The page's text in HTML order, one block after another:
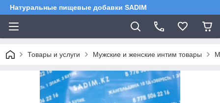
Натуральные пищевые добавки SADIM
Товары и услуги Мужские и женские интим товары